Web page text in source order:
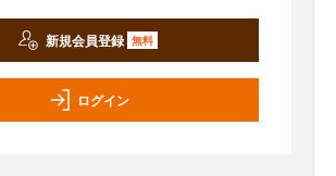
新規会員登録 無料
ログイン